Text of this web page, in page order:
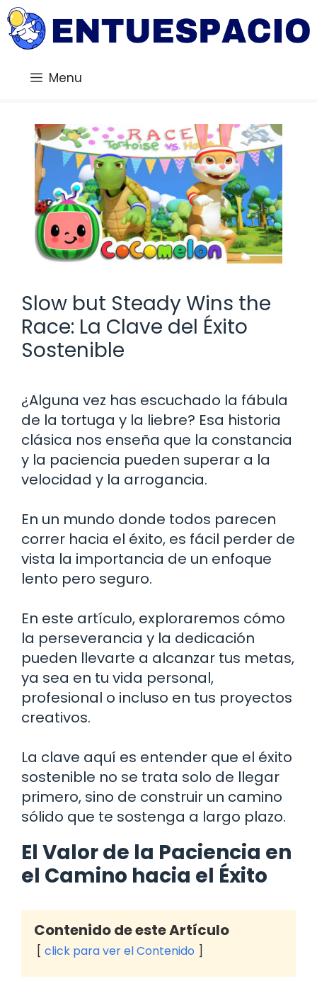
Saltar
al
contenido
Menu
Slow but Steady Wins the
Race: La Clave del Éxito
Sostenible
¿Alguna vez has escuchado la fábula
de la tortuga y la liebre? Esa historia
clásica nos enseña que la constancia
y la paciencia pueden superar a la
velocidad y la arrogancia.
En un mundo donde todos parecen
correr hacia el éxito, es fácil perder de
vista la importancia de un enfoque
lento pero seguro.
En este artículo, exploraremos cómo
la perseverancia y la dedicación
pueden llevarte a alcanzar tus metas,
ya sea en tu vida personal,
profesional o incluso en tus proyectos
creativos.
La clave aquí es entender que el éxito
sostenible no se trata solo de llegar
primero, sino de construir un camino
sólido que te sostenga a largo plazo.
El Valor de la Paciencia en
el Camino hacia el Éxito
Contenido de este Artículo
click para ver el Contenido